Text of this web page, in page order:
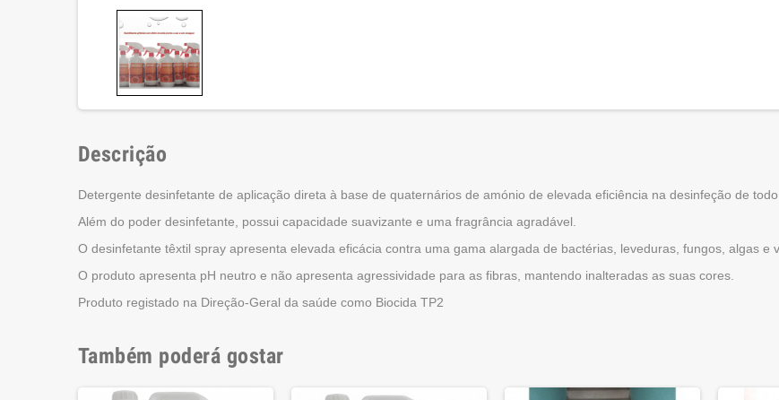
Descrição
Detergente desinfetante de aplicação direta à base de quaternários de amónio de elevada eficiência na desinfeção de todo
Além do poder desinfetante, possui capacidade suavizante e uma fragrância agradável.
O desinfetante têxtil spray apresenta elevada eficácia contra uma gama alargada de bactérias, leveduras, fungos, algas e
O produto apresenta pH neutro e não apresenta agressividade para as fibras, mantendo inalteradas as suas cores.
Produto registado na Direção-Geral da saúde como Biocida TP2
Também poderá gostar